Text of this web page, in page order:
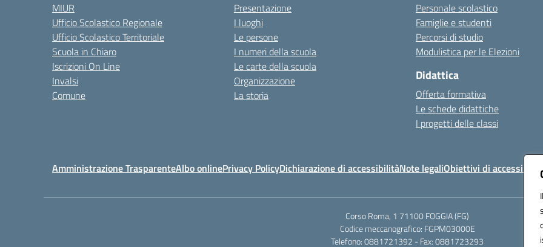
MIUR
Ufficio Scolastico Regionale
Ufficio Scolastico Territoriale
Scuola in Chiaro
Iscrizioni On Line
Invalsi
Comune
Presentazione
I luoghi
Le persone
I numeri della scuola
Le carte della scuola
Organizzazione
La storia
Personale scolastico
Famiglie e studenti
Percorsi di studio
Modulistica per le Elezioni
Didattica
Offerta formativa
Le schede didattiche
I progetti delle classi
Amministrazione TrasparenteAlbo onlinePrivacy PolicyDichiarazione di accessibilitàNote legaliObiettivi di
Corso Roma, 1 71100 FOGGIA (FG)
Codice meccanografico: FGPM03000E
Telefono: 0881721392 - Fax: 0881723293